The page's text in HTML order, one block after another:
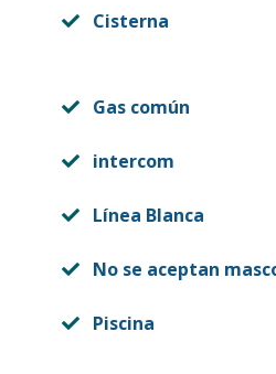
Cisterna
Gas común
intercom
Línea Blanca
No se aceptan
Piscina